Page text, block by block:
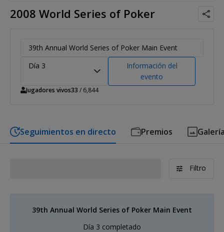
2008 World Series of Poker
39th Annual World Series of Poker Main Event
Día 3
Información del
evento
Jugadores vivos33 / 6,844
Seguimientos en directo Premios
Filtro
39th Annual World Series of Poker Main Event
Día 3 completado